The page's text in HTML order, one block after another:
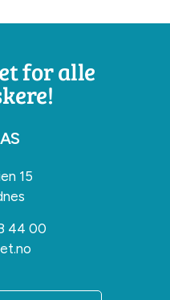
for alle
15
44 00